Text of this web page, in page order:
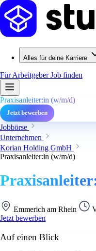
Alles für deine Karriere
Für ArbeitgeberJob finden
Praxisanleiter:in (w/m/d)
Jetzt bewerben
Jobbörse
Unternehmen
Korian Holding GmbH
Praxisanleiter:in (w/m/d)
Emmerich am Rhein
Jetzt bewerben
Auf einen Blick